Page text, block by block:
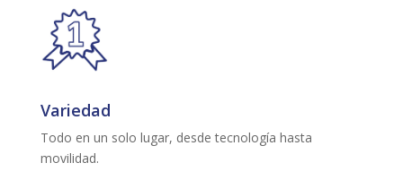
Variedad
Todo en un solo lugar, desde tecnología hasta
movilidad.